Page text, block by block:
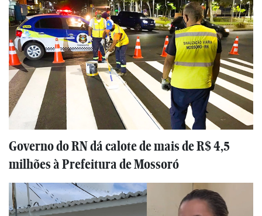
Governo do RN dá calote de mais de R$ 4,5
milhões à Prefeitura de Mossoró